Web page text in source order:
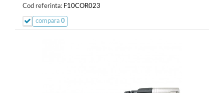
Cod referinta: F10COR023
compara 0